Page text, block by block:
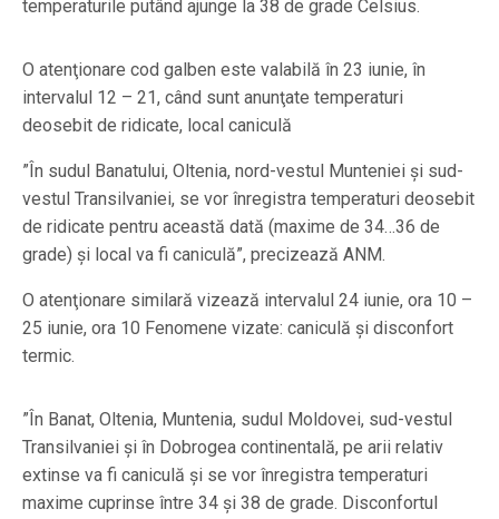
temperaturile putând ajunge la 38 de grade Celsius.
O atenţionare cod galben este valabilă în 23 iunie, în
intervalul 12 – 21, când sunt anunţate temperaturi
deosebit de ridicate, local caniculă
”În sudul Banatului, Oltenia, nord-vestul Munteniei şi sud-
vestul Transilvaniei, se vor înregistra temperaturi deosebit
de ridicate pentru această dată (maxime de 34…36 de
grade) şi local va fi caniculă”, precizează ANM.
O atenţionare similară vizează intervalul 24 iunie, ora 10 –
25 iunie, ora 10 Fenomene vizate: caniculă şi disconfort
termic.
”În Banat, Oltenia, Muntenia, sudul Moldovei, sud-vestul
Transilvaniei şi în Dobrogea continentală, pe arii relativ
extinse va fi caniculă şi se vor înregistra temperaturi
maxime cuprinse între 34 şi 38 de grade. Disconfortul